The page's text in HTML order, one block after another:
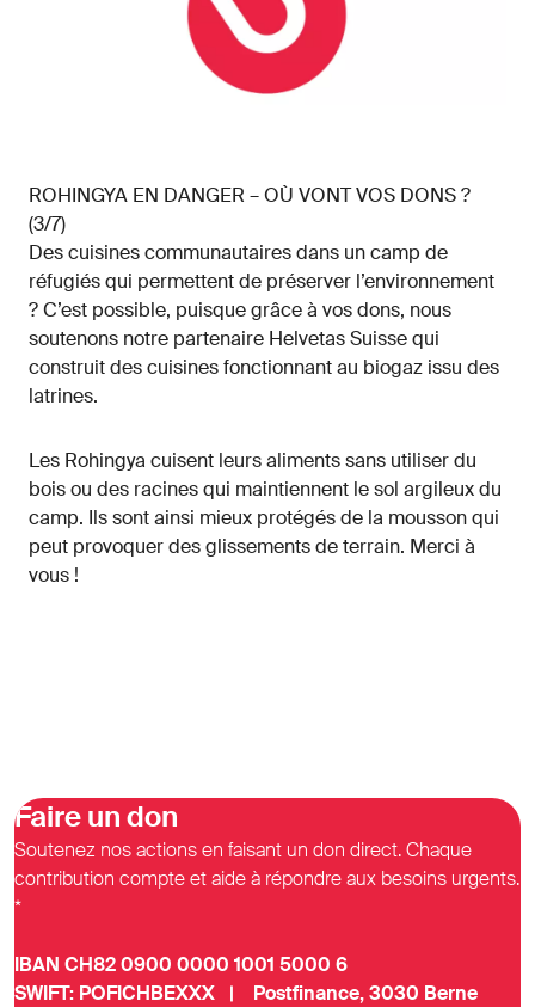
ROHINGYA EN DANGER – OÙ VONT VOS DONS ?
(3/7)
Des cuisines communautaires dans un camp de
réfugiés qui permettent de préserver l’environnement
? C’est possible, puisque grâce à vos dons, nous
soutenons notre partenaire Helvetas Suisse qui
construit des cuisines fonctionnant au biogaz issu des
latrines.
Les Rohingya cuisent leurs aliments sans utiliser du
bois ou des racines qui maintiennent le sol argileux du
camp. Ils sont ainsi mieux protégés de la mousson qui
peut provoquer des glissements de terrain. Merci à
vous !
Faire un don
Soutenez nos actions en faisant un don direct. Chaque
contribution compte et aide à répondre aux besoins urgents.
*
IBAN CH82 0900 0000 1001 5000 6
SWIFT: POFICHBEXXX | Postfinance, 3030 Berne